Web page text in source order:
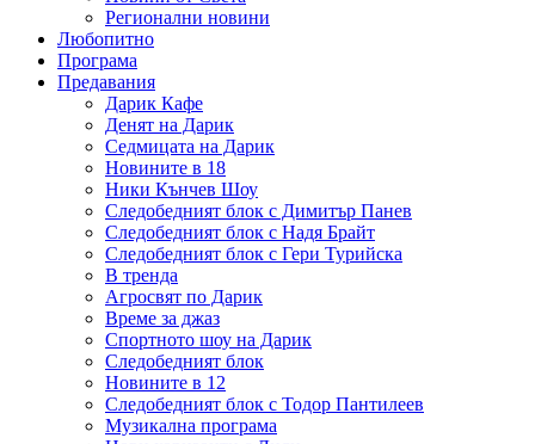
Регионални новини
Любопитно
Програма
Предавания
Дарик Кафе
Денят на Дарик
Седмицата на Дарик
Новините в 18
Ники Кънчев Шоу
Следобедният блок с Димитър Панев
Следобедният блок с Надя Брайт
Следобедният блок с Гери Турийска
В тренда
Агросвят по Дарик
Време за джаз
Спортното шоу на Дарик
Следобедният блок
Новините в 12
Следобедният блок с Тодор Пантилеев
Музикална програма